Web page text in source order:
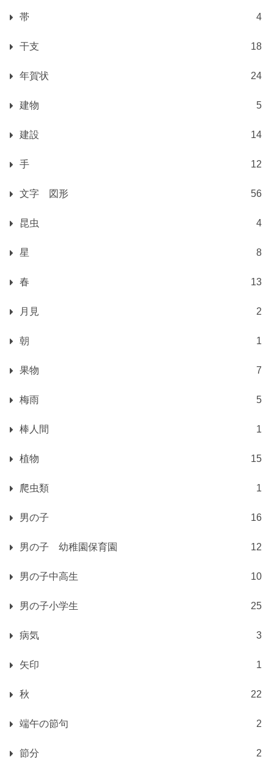
帯 4
干支 18
年賀状 24
建物 5
建設 14
手 12
文字 図形 56
昆虫 4
星 8
春 13
月見 2
朝 1
果物 7
梅雨 5
棒人間 1
植物 15
爬虫類 1
男の子 16
男の子 幼稚園保育園 12
男の子中高生 10
男の子小学生 25
病気 3
矢印 1
秋 22
端午の節句 2
節分 2